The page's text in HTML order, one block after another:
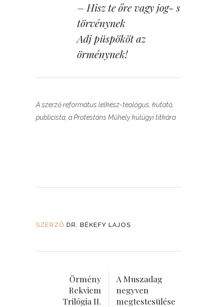
– Hisz te őre vagy jog- s
törvénynek
Adj püspököt az
örménynek!
A szerző református lelkész-teológus, kutató,
publicista, a Protestáns Műhely külügyi titkára
SZERZŐ DR. BÉKEFY LAJOS
Örmény
Rekviem
Trilógia II.
A Muszadag
negyven
megtestesülése